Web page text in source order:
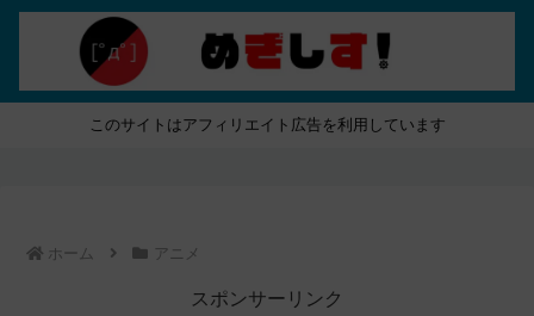
このサイトはアフィリエイト広告を利用しています
ホーム アニメ
スポンサーリンク